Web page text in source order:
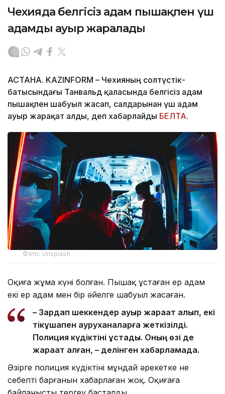
Чехияда белгісіз адам пышақпен үш
адамды ауыр жаралады
АСТАНА. KAZINFORM – Чехияның солтүстік-
батысындағы Танвальд қаласында белгісіз адам
пышақпен шабуыл жасап, салдарынан үш адам
ауыр жарақат алды, деп хабарлайды БЕЛТА.
Фото: Unsplash
Оқиға жұма күні болған. Пышақ ұстаған ер адам
екі ер адам мен бір әйелге шабуыл жасаған.
– Зардап шеккендер ауыр жарақат алып, екі
тікұшақпен ауруханаларға жеткізілді.
Полиция күдіктіні ұстады. Оның өзі де
жарақат алған, – делінген хабарламада.
Әзірге полиция күдіктінің мұндай әрекетке не
себепті барғанын хабарлаған жоқ. Оқиғаға